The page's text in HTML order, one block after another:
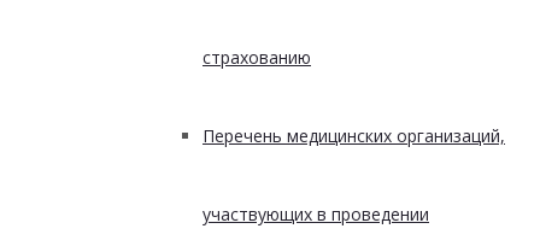
страхованию
Перечень медицинских организаций,
участвующих в проведении